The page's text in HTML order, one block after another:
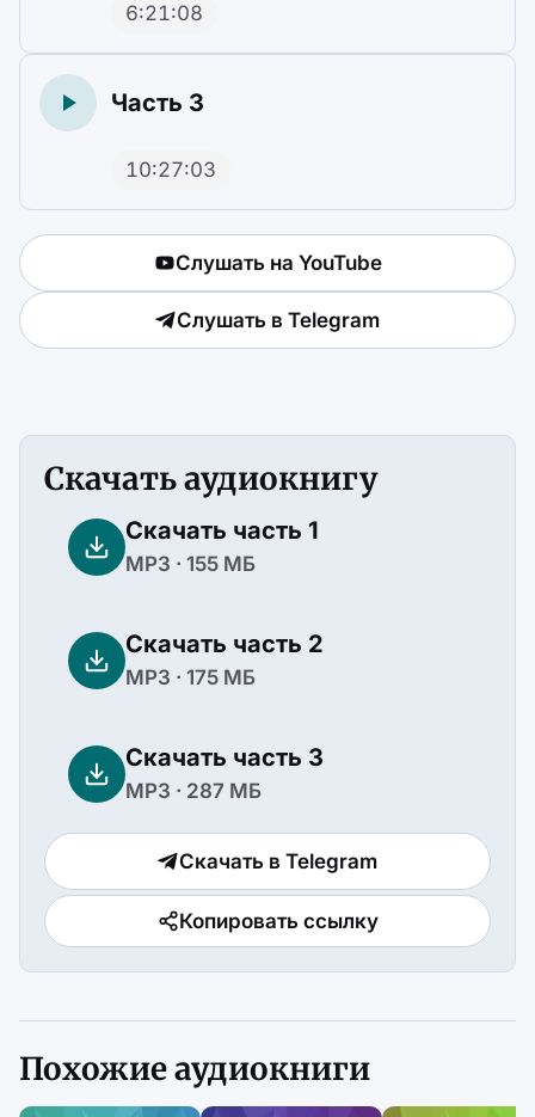
6:21:08
Часть 3
10:27:03
Слушать на YouTube
Слушать в Telegram
Скачать аудиокнигу
Скачать часть 1
MP3 · 155 МБ
Скачать часть 2
MP3 · 175 МБ
Скачать часть 3
MP3 · 287 МБ
Скачать в Telegram
Копировать ссылку
Похожие аудиокниги